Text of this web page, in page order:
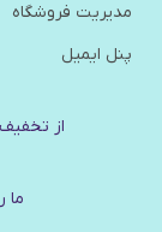
مدیریت فروشگاه
پنل ایمیل
از
ما